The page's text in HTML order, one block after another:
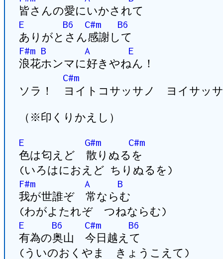
皆さんの愛にいかされて
E
B6 C#m
B6
ありがとさん感謝して
F#m B A
E
浪花ホンマに好きやねん！
C#m
ソラ！ ヨイトコサッサノ ヨイサッ
（※印くりかえし）
E G#m
C#m
色は匂えど 散りぬるを
(いろはにおえど ちりぬるを)
F#m
A
B
我が世誰ぞ 常ならむ
(わがよたれぞ つねならむ)
E
B6 C#m
B6
有為の奥山 今日越えて
(ういのおくやま きょうこえて)